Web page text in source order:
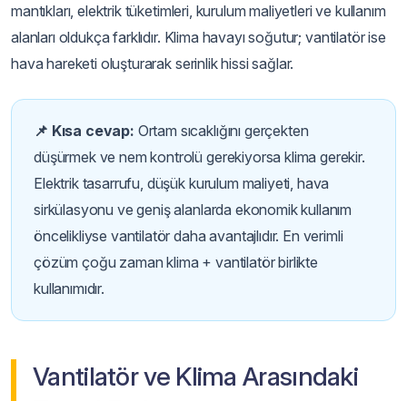
mantıkları, elektrik tüketimleri, kurulum maliyetleri ve kullanım
alanları oldukça farklıdır. Klima havayı soğutur; vantilatör ise
hava hareketi oluşturarak serinlik hissi sağlar.
📌 Kısa cevap: Ortam sıcaklığını gerçekten
düşürmek ve nem kontrolü gerekiyorsa klima gerekir.
Elektrik tasarrufu, düşük kurulum maliyeti, hava
sirkülasyonu ve geniş alanlarda ekonomik kullanım
öncelikliyse vantilatör daha avantajlıdır. En verimli
çözüm çoğu zaman klima + vantilatör birlikte
kullanımıdır.
Vantilatör ve Klima Arasındaki